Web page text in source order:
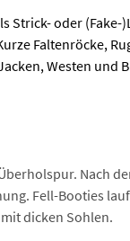
Strick- oder
Faltenröcke,
Westen und
Nach
Fell-Booties
dicken Sohlen.